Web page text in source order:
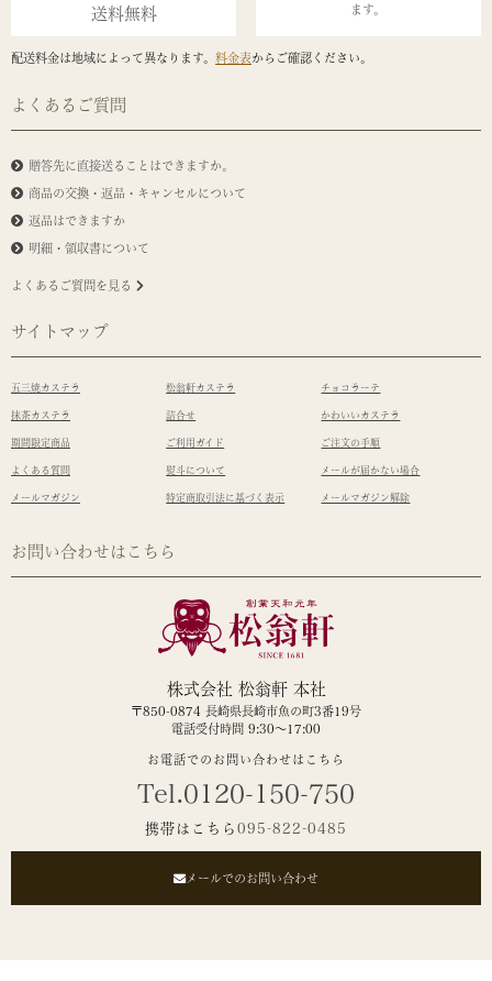
送料無料
ます。
配送料金は地域によって異なります。 料金表からご確認ください。
よくあるご質問
贈答先に直接送ることはできますか。
商品の交換・返品・キャンセルについて
返品はできますか
明細・領収書について
よくあるご質問を見る
サイトマップ
五三焼カステラ 松翁軒カステラ チョコラーテ
抹茶カステラ 詰合せ かわいいカステラ
期間限定商品 ご利用ガイド ご注文の手順
よくある質問 熨斗について メールが届かない場合
メールマガジン 特定商取引法に基づく表示 メールマガジン解除
お問い合わせはこちら
株式会社 松翁軒 本社
〒850-0874 長崎県長崎市魚の町3番19号
電話受付時間 9:30～17:00
お電話でのお問い合わせはこちら
Tel.0120-150-750
携帯はこちら 095-822-0485
メールでのお問い合わせ